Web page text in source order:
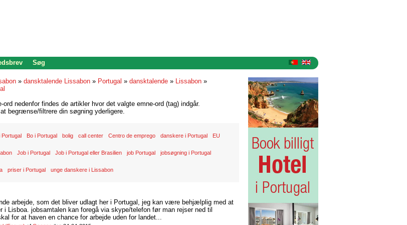
Søg
» dansktalende Lissabon » Portugal » dansktalende » Lissabon »
ord nedenfor findes de artikler hvor det valgte emne-ord (tag) indgår.
begrænse/filtrere din søgning yderligere.
Portugal Bo i Portugal bolig call center Centro de emprego danskere i Portugal EU
Job i Portugal Job i Portugal eller Brasilien job Portugal jobsøgning i Portugal
priser i Portugal unge danskere i Lissabon
arbejde, som det bliver udlagt her i Portugal, jeg kan være behjælplig med at
i Lisboa. jobsamtalen kan foregå via skype/telefon før man rejser ned til
for at haven en chance for arbejde uden for landet...